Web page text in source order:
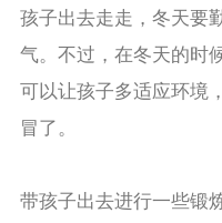
孩子出去走走，冬天要
气。不过，在冬天的时
可以让孩子多适应环境
冒了。
带孩子出去进行一些锻